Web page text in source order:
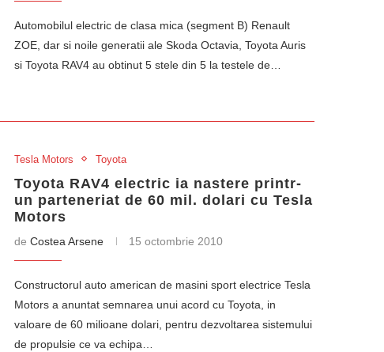
Automobilul electric de clasa mica (segment B) Renault
ZOE, dar si noile generatii ale Skoda Octavia, Toyota Auris
si Toyota RAV4 au obtinut 5 stele din 5 la testele de…
Tesla Motors Toyota
Toyota RAV4 electric ia nastere printr-
un parteneriat de 60 mil. dolari cu Tesla
Motors
de Costea Arsene 15 octombrie 2010
Constructorul auto american de masini sport electrice Tesla
Motors a anuntat semnarea unui acord cu Toyota, in
valoare de 60 milioane dolari, pentru dezvoltarea sistemului
de propulsie ce va echipa…